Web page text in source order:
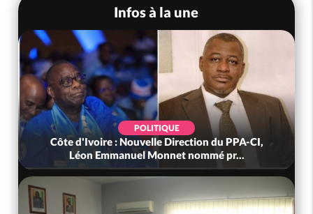
Infos à la une
POLITIQUE
Côte d'Ivoire : Nouvelle Direction du PPA-CI,
Léon Emmanuel Monnet nommé pr...